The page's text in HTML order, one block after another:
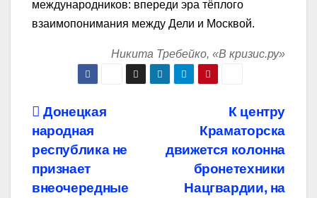
международников: впереди эра тёплого
взаимопонимания между Дели и Москвой.
Никита Требейко, «В кризис.ру»
Навигация
по
записям
К центру
Краматорска
движется колонна
бронетехники
Нацгвардии, на
Донецкая
народная
республика не
признает
внеочередные